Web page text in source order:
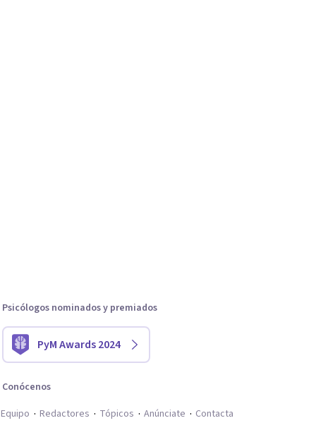
Psicólogos nominados y premiados
PyM Awards 2024
Conócenos
Equipo
Redactores Tópicos Anúnciate Contacta